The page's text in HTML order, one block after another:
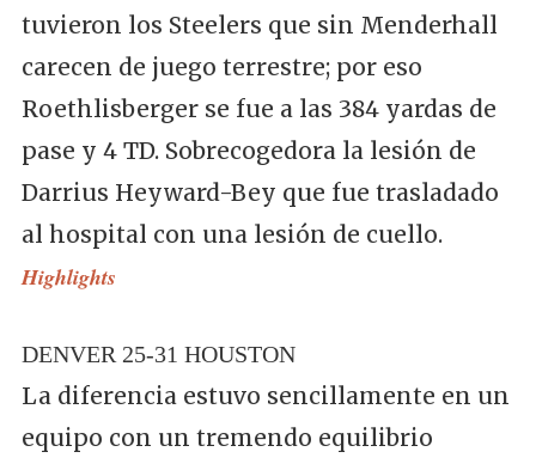
tuvieron los Steelers que sin Menderhall
carecen de juego terrestre; por eso
Roethlisberger se fue a las 384 yardas de
pase y 4 TD. Sobrecogedora la lesión de
Darrius Heyward-Bey que fue trasladado
al hospital con una lesión de cuello.
Highlights
DENVER 25-31 HOUSTON
La diferencia estuvo sencillamente en un
equipo con un tremendo equilibrio